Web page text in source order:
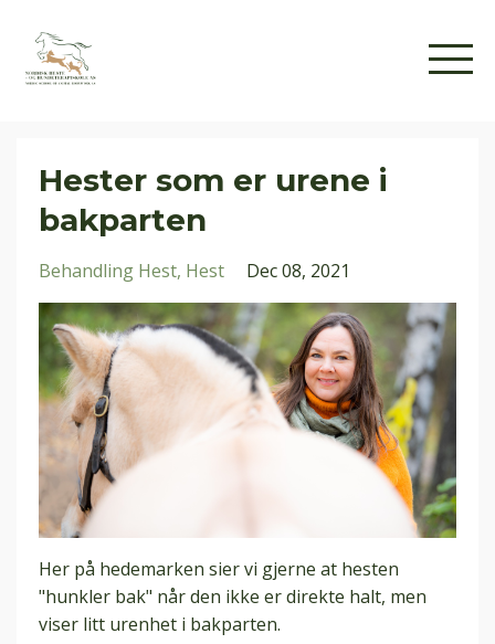
Hester som er urene i
bakparten
Behandling Hest Hest Dec 08, 2021
Her på hedemarken sier vi gjerne at hesten
"hunkler bak" når den ikke er direkte halt, men
viser litt urenhet i bakparten.